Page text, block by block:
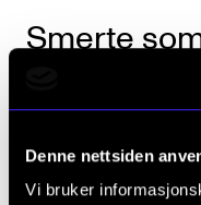
Denne nettsiden
Vi bruker
Smerte
Hun flyttet til Berlin